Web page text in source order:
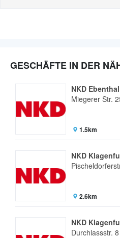
GESCHÄFTE IN DER
NKD
Miegerer Str.
1.5km
NKD
2.6km
NKD
Durchlassstr. 8